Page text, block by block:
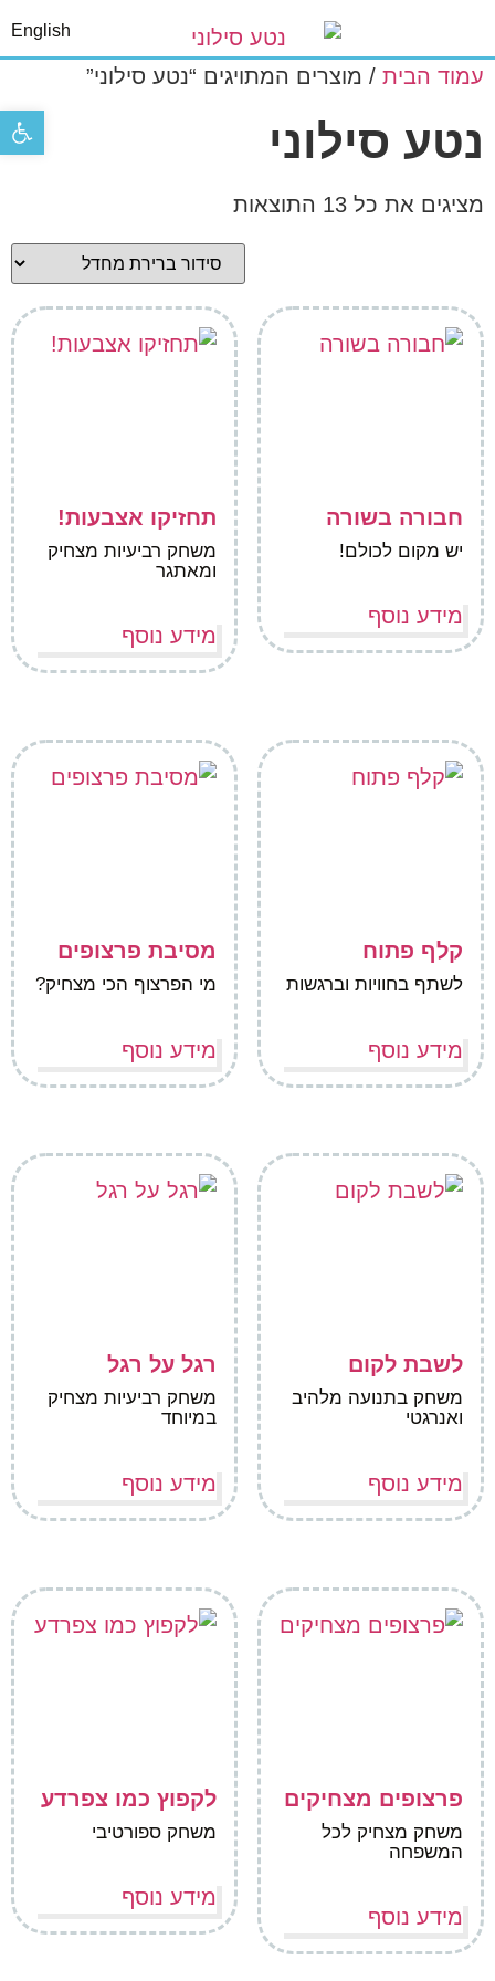
English
עמוד הבית / מוצרים המתויגים “נטע סילוני”
נטע סילוני
מציגים את כל ⁦13⁩ התוצאות
חבורה בשורה
יש מקום לכולם!
מידע נוסף
תחזיקו אצבעות!
משחק רביעיות מצחיק
ומאתגר
מידע נוסף
קלף פתוח
לשתף בחוויות וברגשות
מידע נוסף
מסיבת פרצופים
מי הפרצוף הכי מצחיק?
מידע נוסף
לשבת לקום
משחק בתנועה מלהיב
ואנרגטי
מידע נוסף
רגל על רגל
משחק רביעיות מצחיק
במיוחד
מידע נוסף
פרצופים מצחיקים
משחק מצחיק לכל
המשפחה
מידע נוסף
לקפוץ כמו צפרדע
משחק ספורטיבי
מידע נוסף
פתח